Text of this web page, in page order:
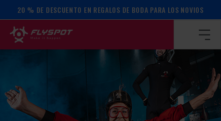
20 % DE DESCUENTO EN REGALOS DE BODA PARA LOS NOVIOS
Página de inicio / Calendario de actos / Primero de mayo en